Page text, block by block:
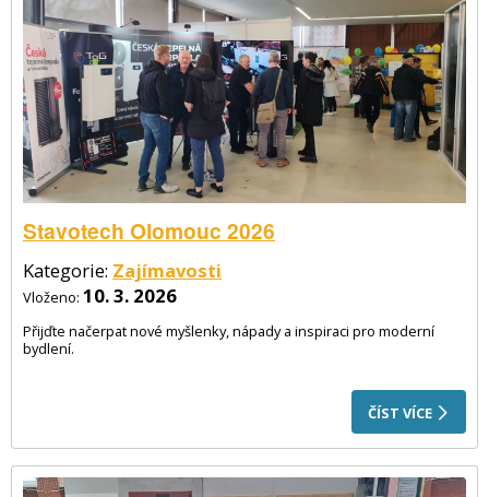
Stavotech Olomouc 2026
Kategorie: Zajímavosti
Vloženo: 10. 3. 2026
Přijďte načerpat nové myšlenky, nápady a inspiraci pro moderní
bydlení.
ČÍST VÍCE